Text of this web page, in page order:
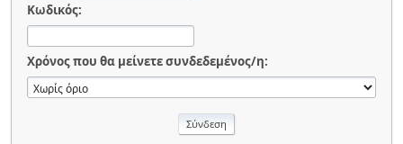
Κωδικός:
Χρόνος που θα μείνετε συνδεδεμένος/η: